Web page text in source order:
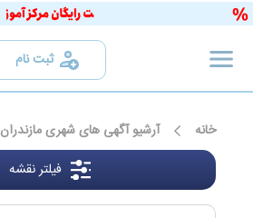
ثبت نام
خانه آرشیو آگهی های شهری مازندران
فیلتر نقشه